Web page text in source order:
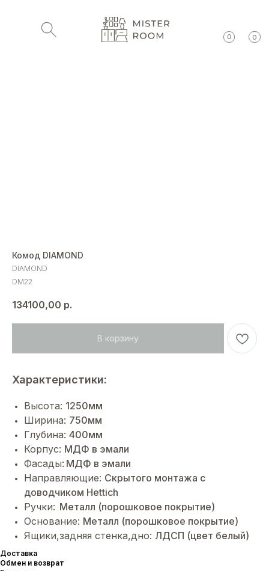
0
Комод DIAMOND
DIAMOND
DM22
134100,00 р.
В корзину
Характеристики:
Высота: 1250мм
Ширина: 750мм
Глубина: 400мм
Корпус: МДФ в эмали
Фасады: МДФ в эмали
Направляющие: Cкрытого монтажа с
доводчиком Hettich
Ручки: Металл (порошковое покрытие)
Основание: Металл (порошковое покрытие)
Ящики,задняя стенка,дно: ЛДСП (цвет белый)
Доставка
Обмен и возврат